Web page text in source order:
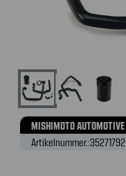
MISHIMOTO AUTOMOTIVE
Artikelnummer.:35271792